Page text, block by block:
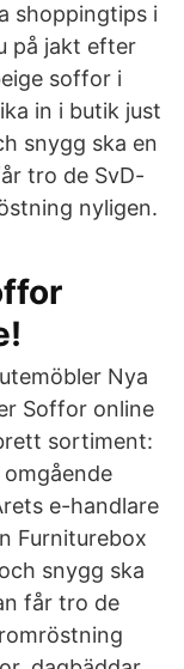
shoppingtips i
på jakt efter
soffor i
in i butik just
snygg ska en
tro de SvD-
nyligen.
Nya
Soffor online
sortiment:
e-handlare
Furniturebox
snygg ska
får tro de